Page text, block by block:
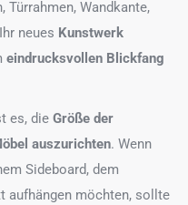
Türrahmen, Wandkante,
neues Kunstwerk
eindrucksvollen Blickfang
es, die Größe der
auszurichten. Wenn
Sideboard, dem
aufhängen möchten, sollte